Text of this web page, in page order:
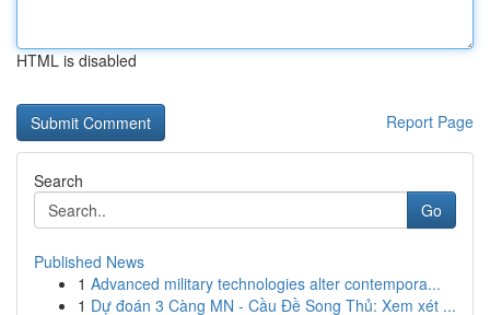
HTML is disabled
Report Page
Search
Go
Published News
1 Advanced military technologies alter contempora...
1 Dự đoán 3 Càng MN - Cầu Đề Song Thủ: Xem xét ...